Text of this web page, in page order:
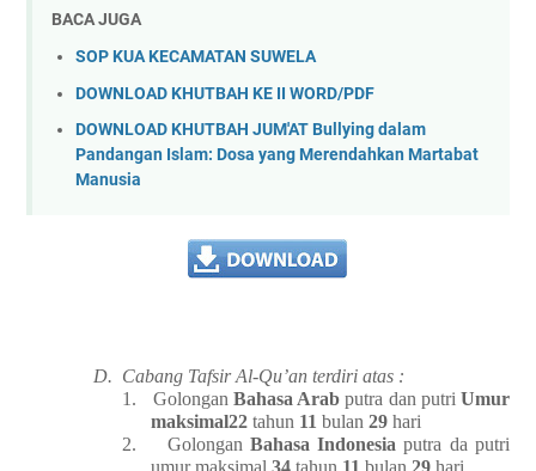
BACA JUGA
SOP KUA KECAMATAN SUWELA
DOWNLOAD KHUTBAH KE II WORD/PDF
DOWNLOAD KHUTBAH JUM'AT Bullying dalam
Pandangan Islam: Dosa yang Merendahkan Martabat
Manusia
D. Cabang Tafsir Al-Qu’an terdiri atas :
1.
Golongan Bahasa Arab putra dan putri Umur
maksimal22 tahun 11 bulan 29 hari
2.
Golongan Bahasa Indonesia putra da putri
umur maksimal 34 tahun 11 bulan 29 hari